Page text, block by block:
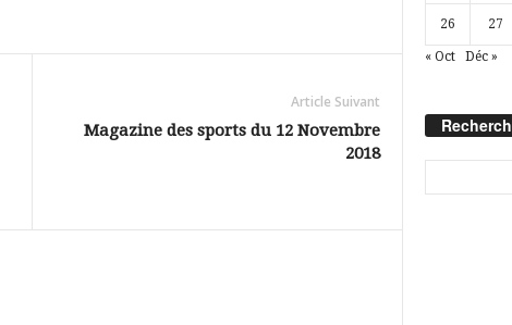
Article Suivant
Magazine des sports du 12 Novembre
2018
26 27
« Oct Déc »